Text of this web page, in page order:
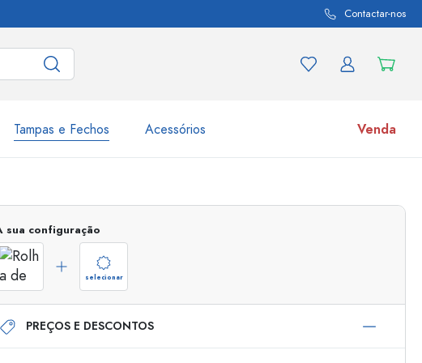
Contactar-nos
Tampas e Fechos Acessórios Venda
Airless
roll-on
Frascos
sua configuração
selecionar
PREÇOS E DESCONTOS